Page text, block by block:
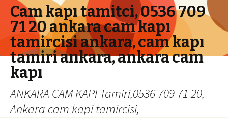
Cam kapı tamitci, 0536 709
71 20 ankara cam kapı
tamircisi ankara, cam kapı
tamiri ankara, ankara cam
kapı
ANKARA CAM KAPI Tamiri,0536 709 71 20,
Ankara cam kapi tamircisi,